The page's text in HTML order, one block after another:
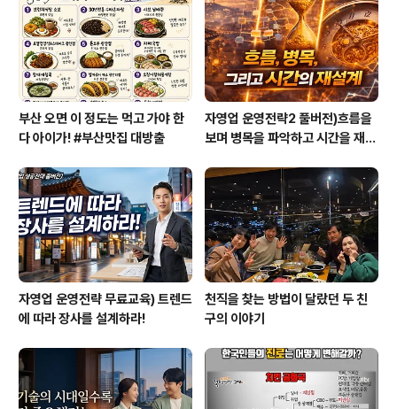
오징어 트럭 행상을 만나게 됐는데 갑자기 밀려든 의문과
이것으로 장사해도 되겠다는 호기로 수중에 있던 2만 원을
투자해 오징어 장사를 시작했다. 그..
부산 오면 이 정도는 먹고 가야 한
다 아이가! #부산맛집 대방출
자영업 운영전략2 풀버전)흐름을
보며 병목을 파악하고 시간을 재설
자영업 운영전략 무료교육) 트렌드
에 따라 장사를 설계하라!
천직을 찾는 방법이 달랐던 두 친
구의 이야기